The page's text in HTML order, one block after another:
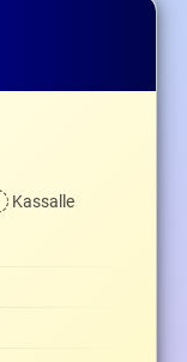
Kassalle